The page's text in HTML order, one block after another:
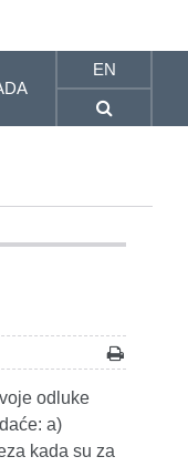
EN
odluke
a)
kada su za